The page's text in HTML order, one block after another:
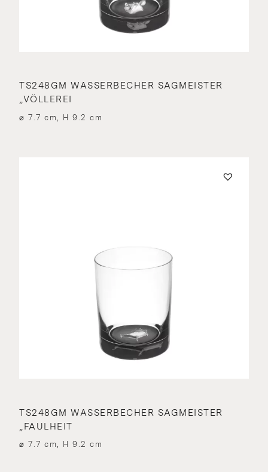
TS248GM WASSERBECHER SAGMEISTER
„VÖLLEREI
⌀ 7.7 cm, H 9.2 cm
TS248GM WASSERBECHER SAGMEISTER
„FAULHEIT
⌀ 7.7 cm, H 9.2 cm